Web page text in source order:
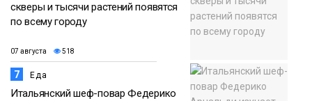
скверы и тысячи растений появятся
по всему городу
07 августа 518
7 Еда
Итальянский шеф-повар Федерико